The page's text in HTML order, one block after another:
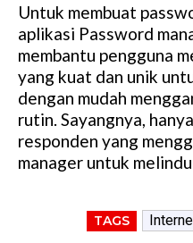
Untuk membuat
aplikasi Password
membantu pengguna
yang kuat dan unik
dengan mudah
rutin. Sayangnya,
responden yang
manager untuk
TAGS